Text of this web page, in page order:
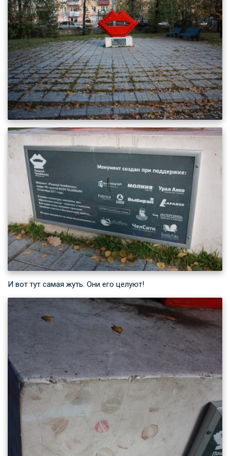
И вот тут самая жуть. Они его целуют!